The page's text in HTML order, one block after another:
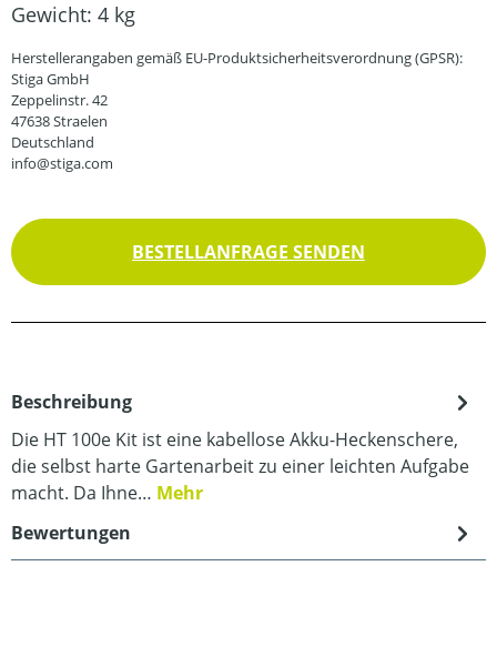
Gewicht: 4 kg
Herstellerangaben gemäß EU-Produktsicherheitsverordnung (GPSR):
Stiga GmbH
Zeppelinstr. 42
47638 Straelen
Deutschland
info@stiga.com
BESTELLANFRAGE SENDEN
Beschreibung
Die HT 100e Kit ist eine kabellose Akku-Heckenschere,
die selbst harte Gartenarbeit zu einer leichten Aufgabe
macht. Da Ihne… Mehr
Bewertungen